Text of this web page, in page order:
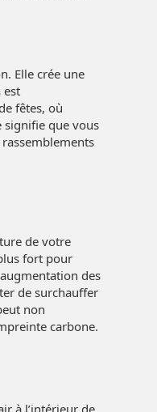
Elle crée une
est
fêtes, où
signifie que vous
de votre
fort pour
des
de surchauffer
non
carbone.
à l’intérieur de